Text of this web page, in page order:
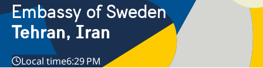
Embassy of Sweden
Tehran, Iran
Local time6:29 PM